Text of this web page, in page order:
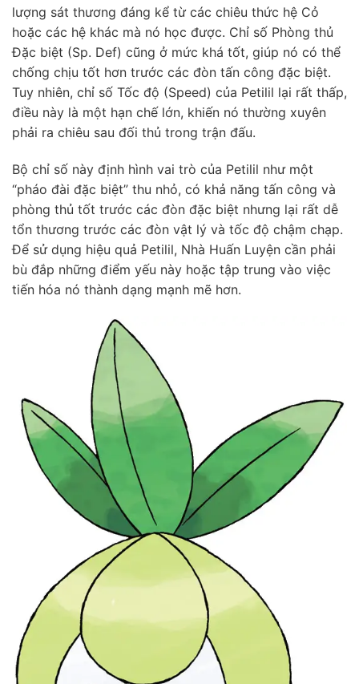
lượng sát thương đáng kể từ các chiêu thức hệ Cỏ
hoặc các hệ khác mà nó học được. Chỉ số Phòng thủ
Đặc biệt (Sp. Def) cũng ở mức khá tốt, giúp nó có thể
chống chịu tốt hơn trước các đòn tấn công đặc biệt.
Tuy nhiên, chỉ số Tốc độ (Speed) của Petilil lại rất thấp,
điều này là một hạn chế lớn, khiến nó thường xuyên
phải ra chiêu sau đối thủ trong trận đấu.
Bộ chỉ số này định hình vai trò của Petilil như một
“pháo đài đặc biệt” thu nhỏ, có khả năng tấn công và
phòng thủ tốt trước các đòn đặc biệt nhưng lại rất dễ
tổn thương trước các đòn vật lý và tốc độ chậm chạp.
Để sử dụng hiệu quả Petilil, Nhà Huấn Luyện cần phải
bù đắp những điểm yếu này hoặc tập trung vào việc
tiến hóa nó thành dạng mạnh mẽ hơn.